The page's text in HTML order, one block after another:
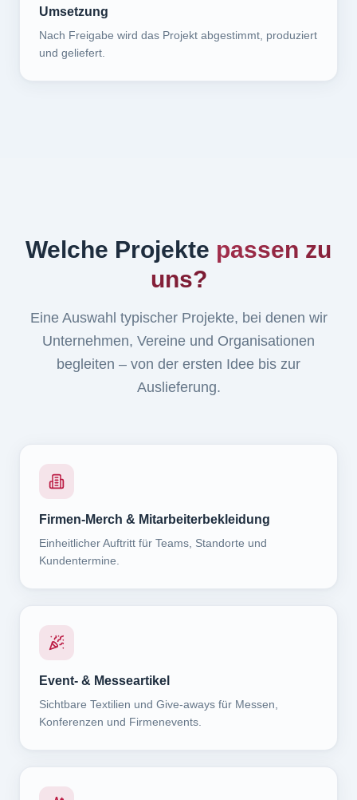
Umsetzung
Nach Freigabe wird das Projekt abgestimmt, produziert
und geliefert.
Welche Projekte passen zu
uns?
Eine Auswahl typischer Projekte, bei denen wir
Unternehmen, Vereine und Organisationen
begleiten – von der ersten Idee bis zur
Auslieferung.
Firmen-Merch & Mitarbeiterbekleidung
Einheitlicher Auftritt für Teams, Standorte und
Kundentermine.
Event- & Messeartikel
Sichtbare Textilien und Give-aways für Messen,
Konferenzen und Firmenevents.